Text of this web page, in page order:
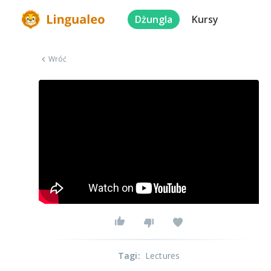
Dżungla Kursy
Wróć
Tagi: Lectures